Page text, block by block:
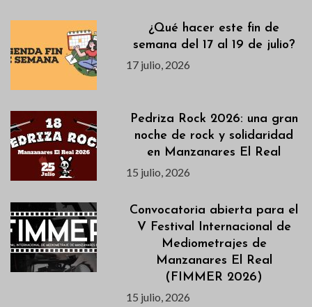
¿Qué hacer este fin de
semana del 17 al 19 de julio?
17 julio, 2026
Pedriza Rock 2026: una gran
noche de rock y solidaridad
en Manzanares El Real
15 julio, 2026
Convocatoria abierta para el
V Festival Internacional de
Mediometrajes de
Manzanares El Real
(FIMMER 2026)
15 julio, 2026